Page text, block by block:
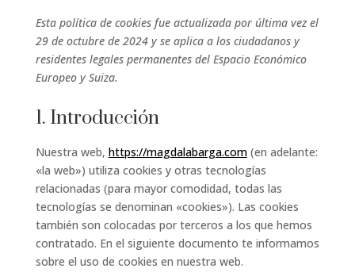
Esta política de cookies fue actualizada por última vez el
29 de octubre de 2024 y se aplica a los ciudadanos y
residentes legales permanentes del Espacio Económico
Europeo y Suiza.
1. Introducción
Nuestra web, https://magdalabarga.com(en adelante:
«la web») utiliza cookies y otras tecnologías
relacionadas (para mayor comodidad, todas las
tecnologías se denominan «cookies»). Las cookies
también son colocadas por terceros a los que hemos
contratado. En el siguiente documento te informamos
sobre el uso de cookies en nuestra web.